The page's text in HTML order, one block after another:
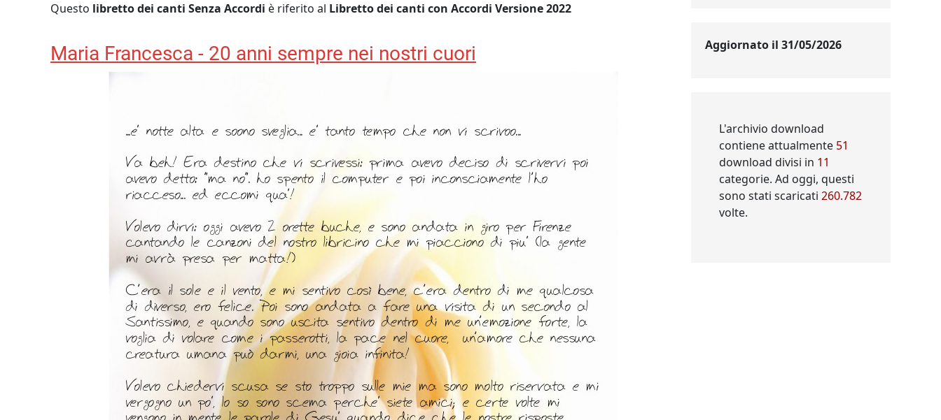
Questo librettodei canti Senza Accordi è riferito al Librettodei canti con Accordi Versione 2022
Maria Francesca - 20 anni sempre nei nostri cuori Aggiornato il 31/05/2026
L'archivio download
contiene attualmente 51
download divisi in 11
categorie. Ad oggi, questi
sono stati scaricati 260.782
volte.